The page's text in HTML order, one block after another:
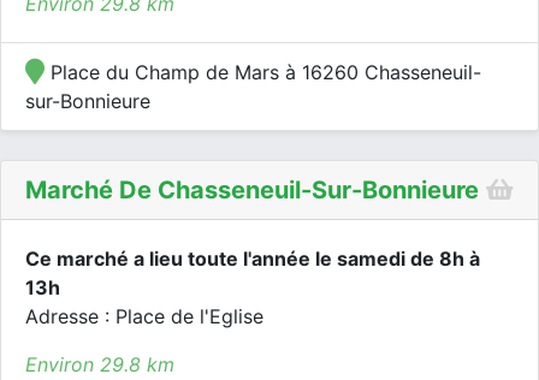
Place du Champ de Mars à 16260 Chasseneuil-
sur-Bonnieure
Marché De Chasseneuil-Sur-Bonnieure
Ce marché a lieu toute l'année le samedi de 8h à
13h
Adresse : Place de l'Eglise
Environ 29.8 km